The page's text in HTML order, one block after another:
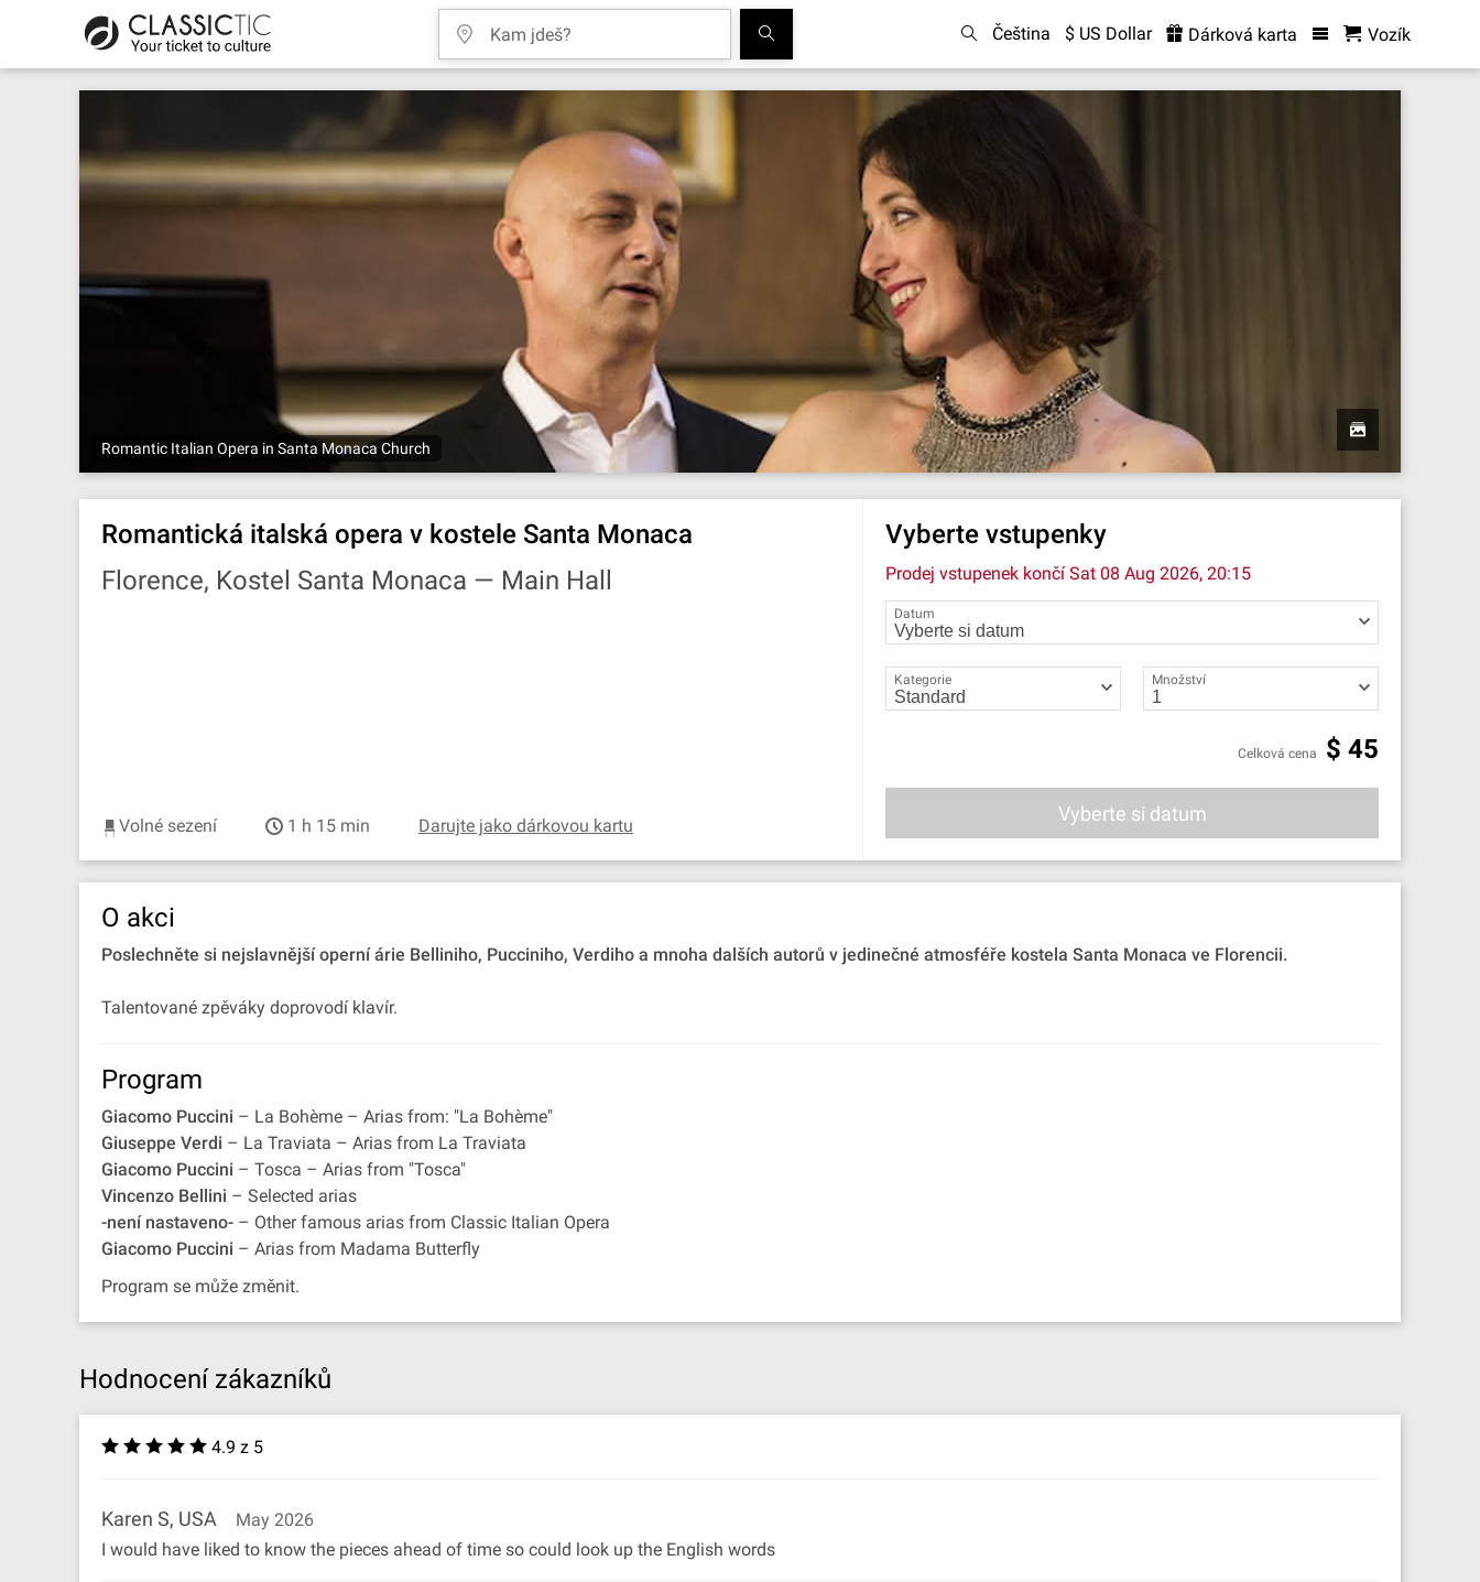
Čeština $ US Dollar Dárková karta Vozík
Romantic Italian Opera in Santa Monaca Church
Romantická italská opera v kostele Santa Monaca
Florence, Kostel Santa Monaca — Main Hall
Volné sezení 1 h 15 min Darujte jako dárkovou kartu
Vyberte vstupenky
Prodej vstupenek končíSat 08 Aug 2026, 20:15
Datum
Kategorie Množství
Celková cena $ 45
Vyberte si datum
O akci
Poslechněte si nejslavnější operní árie Belliniho, Pucciniho, Verdiho a mnoha dalších autorů v jedinečné atmosféře kostela Santa Monaca ve Florencii.
Talentované zpěváky doprovodí klavír.
Program
Giacomo Puccini – La Bohème – Arias from: "La Bohème"
Giuseppe Verdi – La Traviata – Arias from La Traviata
Giacomo Puccini – Tosca – Arias from "Tosca"
Vincenzo Bellini – Selected arias
-není nastaveno- – Other famous arias from Classic Italian Opera
Giacomo Puccini – Arias from Madama Butterfly
Program se může změnit.
Hodnocení zákazníků
4.9 z 5
Karen S, USA
May 2026
I would have liked to know the pieces ahead of time so could look up the English words